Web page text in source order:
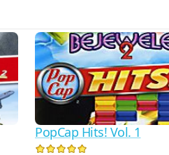
PopCap Hits! Vol. 1